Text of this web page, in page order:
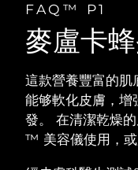
FAQ™ P1
麥盧卡
這款營養豐富的肌
能够軟化皮膚，增
發。 在清潔乾燥
™ 美容儀使用，或